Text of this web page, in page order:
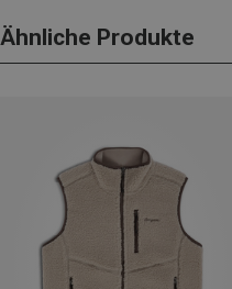
Ähnliche Produkte